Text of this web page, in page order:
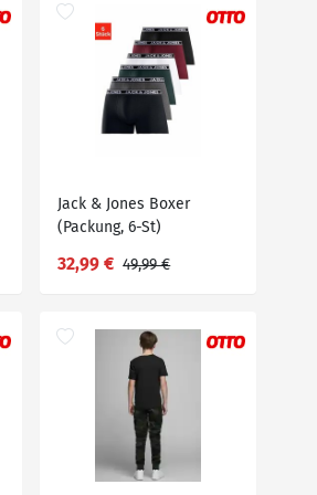
Jack & Jones Boxer
(Packung, 6-St)
Grau|schwarz|weiß
32,99 € 49,99 €